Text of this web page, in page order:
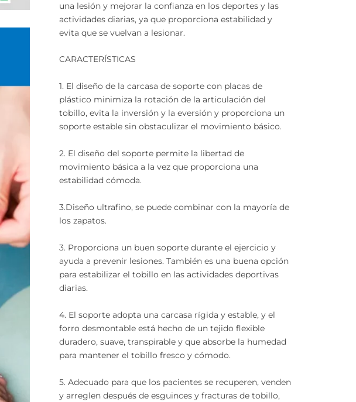
una lesión y mejorar la confianza en los deportes y las
actividades diarias, ya que proporciona estabilidad y
evita que se vuelvan a lesionar.
CARACTERÍSTICAS
1. El diseño de la carcasa de soporte con placas de
plástico minimiza la rotación de la articulación del
tobillo, evita la inversión y la eversión y proporciona un
soporte estable sin obstaculizar el movimiento básico.
2. El diseño del soporte permite la libertad de
movimiento básica a la vez que proporciona una
estabilidad cómoda.
3.Diseño ultrafino, se puede combinar con la mayoría de
los zapatos.
3. Proporciona un buen soporte durante el ejercicio y
ayuda a prevenir lesiones. También es una buena opción
para estabilizar el tobillo en las actividades deportivas
diarias.
4. El soporte adopta una carcasa rígida y estable, y el
forro desmontable está hecho de un tejido flexible
duradero, suave, transpirable y que absorbe la humedad
para mantener el tobillo fresco y cómodo.
5. Adecuado para que los pacientes se recuperen, venden
y arreglen después de esguinces y fracturas de tobillo,